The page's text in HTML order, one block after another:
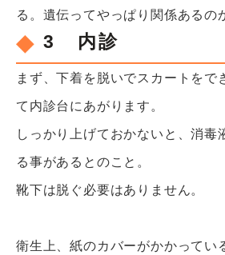
る。遺伝ってやっぱり関係あるの
3 内診
まず、下着を脱いでスカートをで
て内診台にあがります。
しっかり上げておかないと、消毒
る事があるとのこと。
靴下は脱ぐ必要はありません。
衛生上、紙のカバーがかかってい